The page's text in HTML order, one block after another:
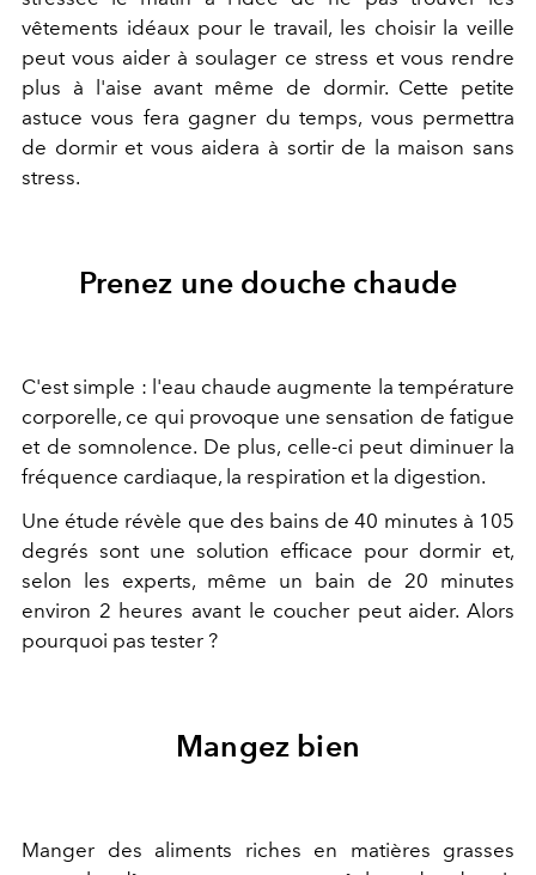
vêtements idéaux pour le travail, les choisir la veille
peut vous aider à soulager ce stress et vous rendre
plus à l'aise avant même de dormir. Cette petite
astuce vous fera gagner du temps, vous permettra
de dormir et vous aidera à sortir de la maison sans
stress.
Prenez une douche chaude
C'est simple : l'eau chaude augmente la température
corporelle, ce qui provoque une sensation de fatigue
et de somnolence. De plus, celle-ci peut diminuer la
fréquence cardiaque, la respiration et la digestion.
Une étude révèle que des bains de 40 minutes à 105
degrés sont une solution efficace pour dormir et,
selon les experts, même un bain de 20 minutes
environ 2 heures avant le coucher peut aider. Alors
pourquoi pas tester ?
Mangez bien
Manger des aliments riches en matières grasses